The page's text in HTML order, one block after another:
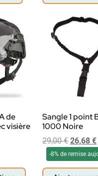
de
visière
Sangle 1 point
1000 Noire
29,00€ 26,68€
-8% de remise